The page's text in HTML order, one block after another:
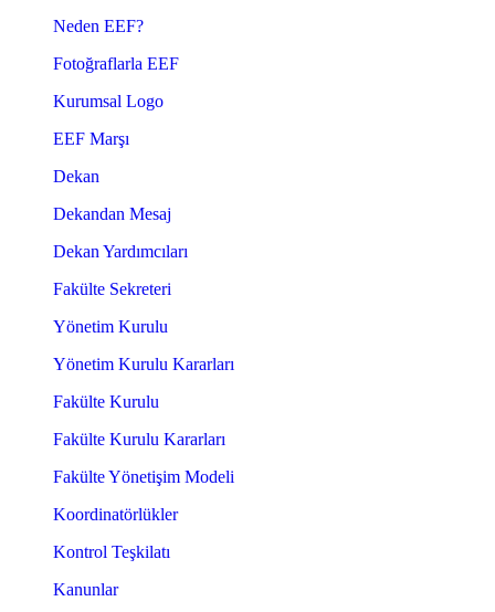
Neden EEF?
Fotoğraflarla EEF
Kurumsal Logo
EEF Marşı
Dekan
Dekandan Mesaj
Dekan Yardımcıları
Fakülte Sekreteri
Yönetim Kurulu
Yönetim Kurulu Kararları
Fakülte Kurulu
Fakülte Kurulu Kararları
Fakülte Yönetişim Modeli
Koordinatörlükler
Kontrol Teşkilatı
Kanunlar